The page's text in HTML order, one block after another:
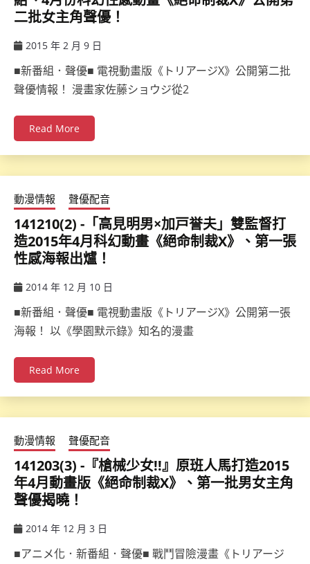
二批女主角聲優！
2015 年 2 月 9 日
■新番組．聲優■ 電視動畫版《トリアージX》公開第二批
聲優情報！ 漫畫家佐藤ショウジ從2
Read More
動漫情報 聲優配音
141210(2) -「高見明男×加戸誉夫」雙監督打
造2015年4月科幻動畫《絕命制裁X》、第一張
性感海報出爐！
2014 年 12 月 10 日
■新番組．聲優■ 電視動畫版《トリアージX》公開第一張
海報！ 以《學園默示錄》知名的漫畫
Read More
動漫情報 聲優配音
141203(3) -『槍械少女!!』原班人馬打造2015
年4月動畫版《絕命制裁X》、第一批男女主角
聲優揭曉！
2014 年 12 月 3 日
■アニメ化．新番組．聲優■ 戰鬥冒險漫畫《トリアージ